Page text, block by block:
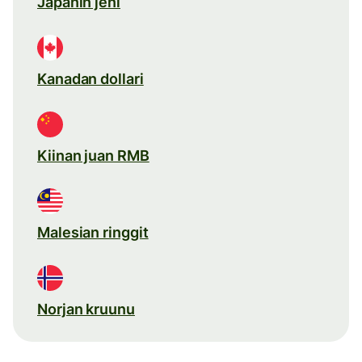
Kanadan dollari
Kiinan juan RMB
Malesian ringgit
Norjan kruunu